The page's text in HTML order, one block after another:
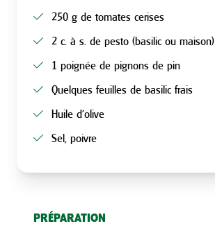
250 g de tomates cerises
2 c. à s. de pesto (basilic ou maison)
1 poignée de pignons de pin
Quelques feuilles de basilic frais
Huile d’olive
Sel, poivre
PRÉPARATION